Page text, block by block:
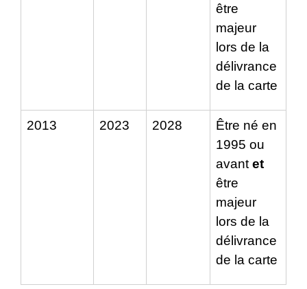
être
majeur
lors de la
délivrance
de la carte
2013 2023 2028
Être né en
1995 ou
avant et
être
majeur
lors de la
délivrance
de la carte